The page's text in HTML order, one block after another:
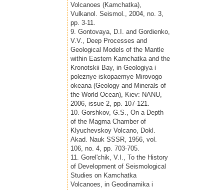
Volcanoes (Kamchatka),
Vulkanol. Seismol., 2004, no. 3,
pp. 3-11.
9. Gontovaya, D.I. and Gordienko,
V.V., Deep Processes and
Geological Models of the Mantle
within Eastern Kamchatka and the
Kronotskii Bay, in Geologiya i
poleznye iskopaemye Mirovogo
okeana (Geology and Minerals of
the World Ocean), Kiev: NANU,
2006, issue 2, pp. 107-121.
10. Gorshkov, G.S., On a Depth
of the Magma Chamber of
Klyuchevskoy Volcano, Dokl.
Akad. Nauk SSSR, 1956, vol.
106, no. 4, pp. 703-705.
11. Gorel'chik, V.I., To the History
of Development of Seismological
Studies on Kamchatka
Volcanoes, in Geodinamika i